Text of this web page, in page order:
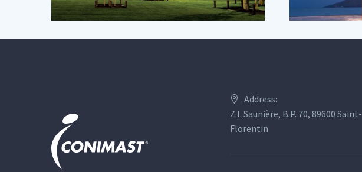
Address:
Z.I. Saunière, B.P. 70, 89600 Saint-
Florentin